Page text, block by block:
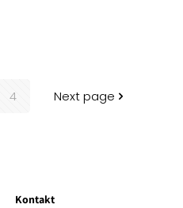
4 Next page
Kontakt